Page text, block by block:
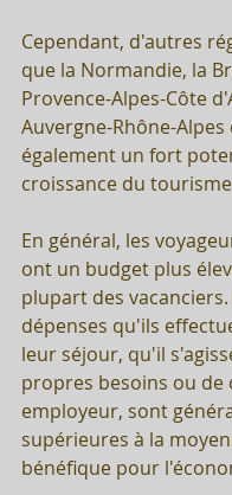
Cependant, d'autres
que la Normandie, la
Provence-Alpes-Côte
Auvergne-Rhône-
également un fort
croissance du
En général, les
ont un budget plus
plupart des vacanciers.
dépenses qu'ils
leur séjour, qu'il
propres besoins ou de
employeur, sont
supérieures à la
bénéfique pour